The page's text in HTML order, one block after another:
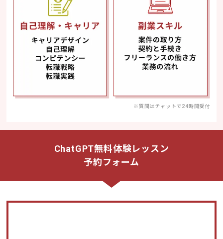
※質問はチャットで24時間受付
ChatGPT無料体験レッスン
予約フォーム